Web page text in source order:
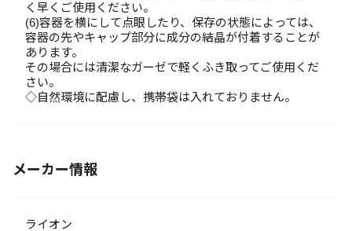
く早くご使用ください。
(6)容器を横にして点眼したり、保存の状態によっては、
容器の先やキャップ部分に成分の結晶が付着することが
あります。
その場合には清潔なガーゼで軽くふき取ってご使用くだ
さい。
◇自然環境に配慮し、携帯袋は入れておりません。
メーカー情報
ライオン